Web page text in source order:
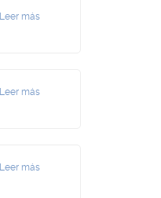
Leer más
Leer más
Leer más